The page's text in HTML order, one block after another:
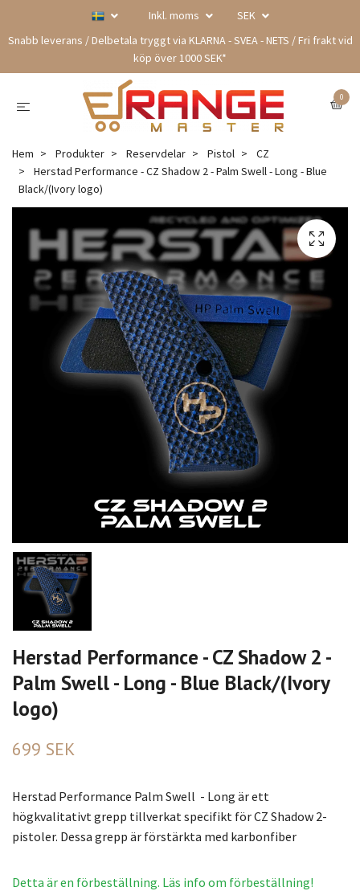
Inkl. moms
SEK
Snabb leverans / Delbetala tryggt via KLARNA - SVEA - NETS / Fri frakt vid
köp över 1000 SEK*
0
Hem Produkter Reservdelar Pistol
CZ
Herstad Performance - CZ Shadow 2 - Palm Swell - Long - Blue
Black/(Ivory logo)
Herstad Performance - CZ Shadow 2 -
Palm Swell - Long - Blue Black/(Ivory
logo)
699 SEK
Herstad Performance Palm Swell - Long är ett
högkvalitativt grepp tillverkat specifikt för CZ Shadow 2-
pistoler. Dessa grepp är förstärkta med karbonfiber
Detta är en förbeställning. Läs info om förbeställning!